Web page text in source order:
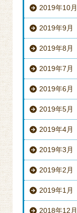
2019年10月
2019年9月
2019年8月
2019年7月
2019年6月
2019年5月
2019年4月
2019年3月
2019年2月
2019年1月
2018年12月